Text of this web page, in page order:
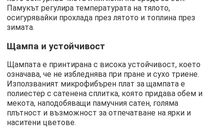
Памукът регулира температурата на тялото,
осигурявайки прохлада през лятото и топлина през
зимата.
Щампа и устойчивост
Щампата е принтирана с висока устойчивост, което
означава, че не избледнява при пране и сухо триене.
Използваният микрофибърен плат за щампата е
полиестер с сатенена сплитка, която придава обем и
мекота, наподобяващи памучния сатен, голяма
плътност и възможност за отпечатване на ярки и
наситени цветове.